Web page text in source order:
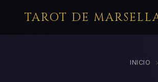
TAROT DE
INICIO ›